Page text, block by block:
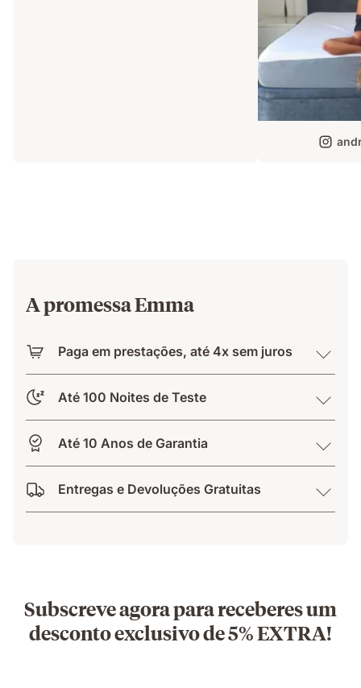
A promessa Emma
Paga em prestações, até 4x sem juros
Até 100 Noites de Teste
Até 10 Anos de Garantia
Entregas e Devoluções Gratuitas
Subscreve agora para receberes um
desconto exclusivo de 5% EXTRA!